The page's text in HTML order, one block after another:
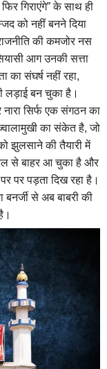
गिराएंगे” के साथ ही
को नहीं बनने दिया
की कमजोर नस
आग उनकी सत्ता
संघर्ष नहीं रहा,
लड़ाई बन चुका है।
नारा सिर्फ एक संगठन का
का संकेत है, जो
झुलसाने की तैयारी में
से बाहर आ चुका है और
पर पड़ता दिख रहा है।
से अब बाबरी की